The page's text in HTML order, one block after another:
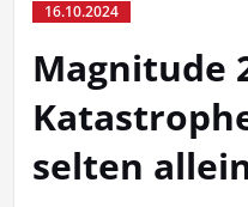
16.10.2024
Magnitude
selten